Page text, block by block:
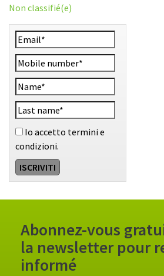
Non classifié(e)
Io accetto termini e
condizioni.
Abonnez-vous
la newsletter pour
informé